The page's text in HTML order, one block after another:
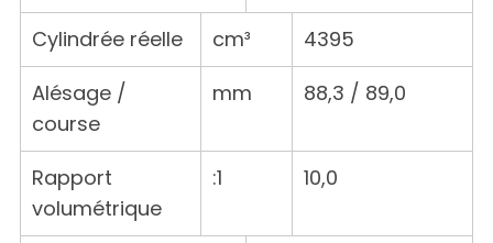
Cylindrée réelle
cm³
4395
Alésage /
course
mm 88,3 / 89,0
Rapport
volumétrique
:1 10,0